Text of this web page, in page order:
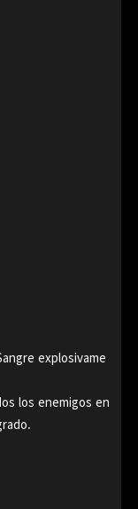
explosivame
los enemigos en
rado.